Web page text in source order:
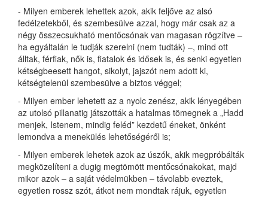
- Milyen emberek lehettek azok, akik feljőve az alsó
fedélzetekből, és szembesülve azzal, hogy már csak az a
négy összecsukható mentőcsónak van magasan rögzítve –
ha egyáltalán le tudják szerelni (nem tudták) –, mind ott
álltak, férfiak, nők is, fiatalok és idősek is, és senki egyetlen
kétségbeesett hangot, sikolyt, jajszót nem adott ki,
kétségtelenül szembesülve a biztos véggel;
- Milyen ember lehetett az a nyolc zenész, akik lényegében
az utolsó pillanatig játszották a hatalmas tömegnek a „Hadd
menjek, Istenem, mindig feléd” kezdetű éneket, önként
lemondva a menekülés lehetőségéről is;
- Milyen emberek lehetek azok az úszók, akik megpróbálták
megközelíteni a dugig megtömött mentőcsónakokat, majd
mikor azok – a saját védelmükben – távolabb eveztek,
egyetlen rossz szót, átkot nem mondtak rájuk, egyetlen